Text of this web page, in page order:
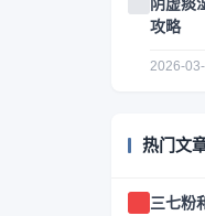
攻略
2026-
热门文
三七粉